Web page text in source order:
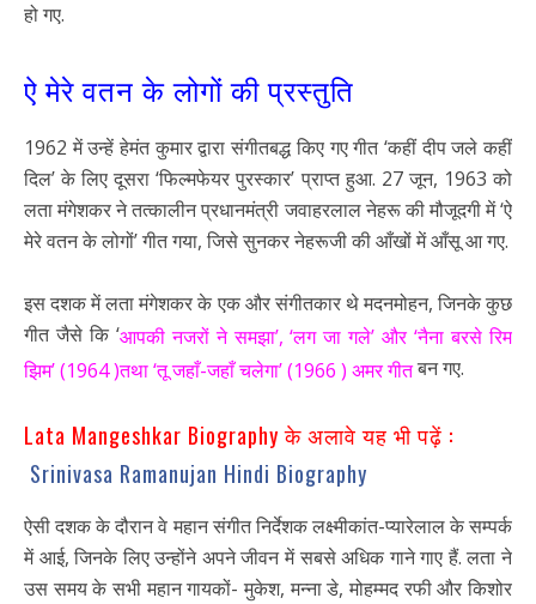
हो गए.
ऐ मेरे वतन के लोगों की प्रस्तुति
1962 में उन्हें हेमंत कुमार द्वारा संगीतबद्ध किए गए गीत ‘कहीं दीप जले कहीं
दिल’ के लिए दूसरा ‘फिल्मफेयर पुरस्कार’ प्राप्त हुआ. 27 जून, 1963 को
लता मंगेशकर ने तत्कालीन प्रधानमंत्री जवाहरलाल नेहरू की मौजूदगी में ‘ऐ
मेरे वतन के लोगों’ गीत गया, जिसे सुनकर नेहरूजी की आँखों में आँसू आ गए.
इस दशक में लता मंगेशकर के एक और संगीतकार थे मदनमोहन, जिनके कुछ
गीत जैसे कि ‘आपकी नजरों ने समझा’, ‘लग जा गले’ और ‘नैना बरसे रिम
झिम’ (1964 )तथा ‘तू जहाँ-जहाँ चलेगा’ (1966 ) अमर गीतबन गए.
Lata Mangeshkar Biography के अलावे यह भी पढ़ें :
Srinivasa Ramanujan Hindi Biography
ऐसी दशक के दौरान वे महान संगीत निर्देशक लक्ष्मीकांत-प्यारेलाल के सम्पर्क
में आई, जिनके लिए उन्होंने अपने जीवन में सबसे अधिक गाने गाए हैं. लता ने
उस समय के सभी महान गायकों- मुकेश, मन्ना डे, मोहम्मद रफी और किशोर